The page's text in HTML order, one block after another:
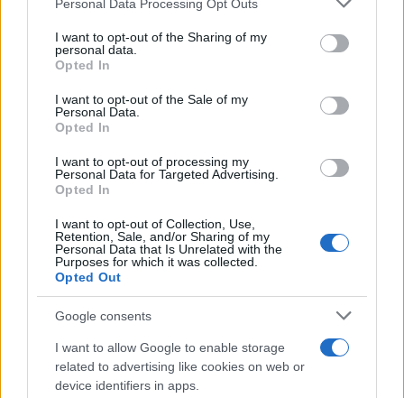
not limited to your visit or usage behaviour. You may click to
grant or deny consent to Google and its third-party tags to
use your data for below specified purposes in below Google
consent section.
Personal Data Processing Opt Outs
I want to opt-out of the Sharing of my
personal data.
Opted In
I want to opt-out of the Sale of my
Personal Data.
Opted In
I want to opt-out of processing my
Personal Data for Targeted Advertising.
Opted In
I want to opt-out of Collection, Use,
Retention, Sale, and/or Sharing of my
Personal Data that Is Unrelated with the
Purposes for which it was collected.
Opted Out
Google consents
I want to allow Google to enable storage
related to advertising like cookies on web or
device identifiers in apps.
i tuoi video e le tue foto
Su WhatsApp al numero +39
345 356 7512
Ricevi le nostre ultime news
Condividi l'articolo
F
a
ce
T
w
it
Pi
n
te
h
at
h
a
Articolo precedente